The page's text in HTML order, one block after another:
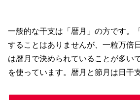
一般的な干支は「暦月」の方です。
することはありませんが、一粒万倍
は暦月で決められていることが多い
を使っています。暦月と節月は日干